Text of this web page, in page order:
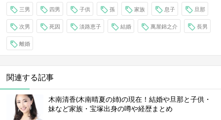
三男 四男 子供 孫 家族 息子 旦那
次男 死因 淡路恵子 結婚 萬屋錦之介 長男
離婚
関連する記事
木南清香(木南晴夏の姉)の現在！結婚や旦那と子供・
妹など家族・宝塚出身の噂や経歴まとめ